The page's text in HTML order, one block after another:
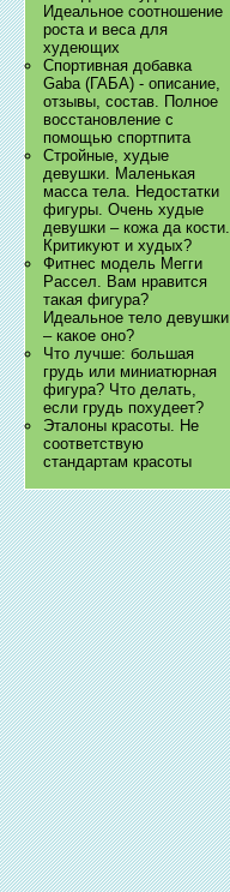
Идеальное соотношение
роста и веса для
худеющих
Спортивная добавка
Gaba (ГАБА) - описание,
отзывы, состав. Полное
восстановление с
помощью спортпита
Стройные, худые
девушки. Маленькая
масса тела. Недостатки
фигуры. Очень худые
девушки – кожа да кости.
Критикуют и худых?
Фитнес модель Мегги
Рассел. Вам нравится
такая фигура?
Идеальное тело девушки
– какое оно?
Что лучше: большая
грудь или миниатюрная
фигура? Что делать,
если грудь похудеет?
Эталоны красоты. Не
соответствую
стандартам красоты